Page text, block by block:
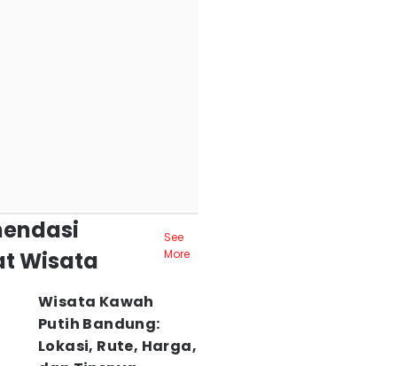
Wisata
See
More
Wisata Kawah
Putih Bandung:
Lokasi, Rute, Harga,